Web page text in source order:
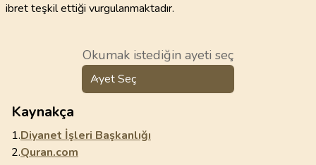
ibret teşkil ettiği vurgulanmaktadır.
Okumak istediğin ayeti seç
Ayet Seç
Kaynakça
1.Diyanet İşleri Başkanlığı
2.Quran.com